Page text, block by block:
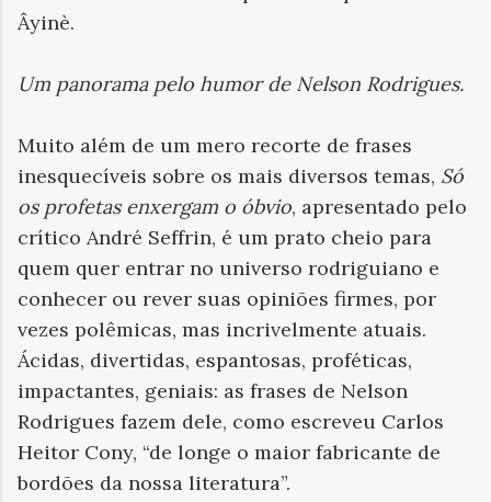
Âyinè.
Um panorama pelo humor de Nelson Rodrigues.
Muito além de um mero recorte de frases
inesquecíveis sobre os mais diversos temas, Só
os profetas enxergam o óbvio, apresentado pelo
crítico André Seffrin, é um prato cheio para
quem quer entrar no universo rodriguiano e
conhecer ou rever suas opiniões firmes, por
vezes polêmicas, mas incrivelmente atuais.
Ácidas, divertidas, espantosas, proféticas,
impactantes, geniais: as frases de Nelson
Rodrigues fazem dele, como escreveu Carlos
Heitor Cony, “de longe o maior fabricante de
bordões da nossa literatura”.